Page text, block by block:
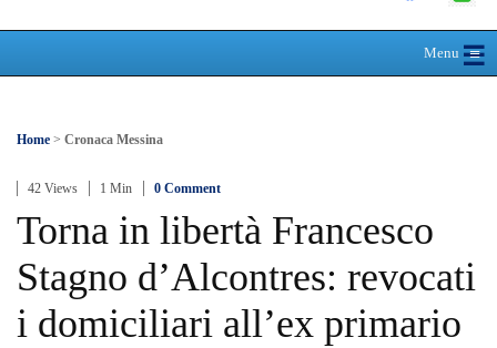
Menu≡
☰
Home > Cronaca Messina
42 Views 1 Min 0 Comment
Torna in libertà Francesco
Stagno d’Alcontres: revocati
i domiciliari all’ex primario